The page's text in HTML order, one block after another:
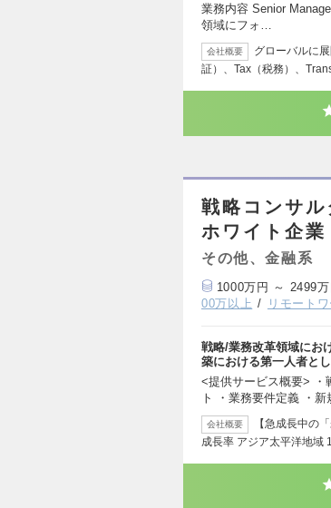
業務内容 Senior
領域にフォ…
会社概要
グローバルに
証）、Tax（税務）、
戦略コンサ
ホワイト企
その他、金融系
1000万円 ～ 2499万
00万以上
リモート
戦略/業務改革領域にお
築における第一人者と
<提供サービス概要> ・
ト ・業務要件定義 ・
会社概要
【急成長中の
成長率 アジア太平洋地